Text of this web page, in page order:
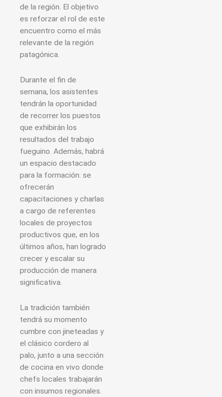
de la región. El objetivo
es reforzar el rol de este
encuentro como el más
relevante de la región
patagónica.
Durante el fin de
semana, los asistentes
tendrán la oportunidad
de recorrer los puestos
que exhibirán los
resultados del trabajo
fueguino. Además, habrá
un espacio destacado
para la formación: se
ofrecerán
capacitaciones y charlas
a cargo de referentes
locales de proyectos
productivos que, en los
últimos años, han logrado
crecer y escalar su
producción de manera
significativa.
La tradición también
tendrá su momento
cumbre con jineteadas y
el clásico cordero al
palo, junto a una sección
de cocina en vivo donde
chefs locales trabajarán
con insumos regionales.